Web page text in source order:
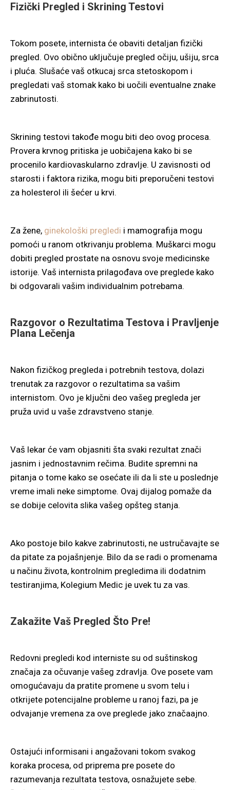
Fizički Pregled i Skrining Testovi
Tokom posete, internista će obaviti detaljan fizički
pregled. Ovo obično uključuje pregled očiju, ušiju, srca
i pluća. Slušaće vaš otkucaj srca stetoskopom i
pregledati vaš stomak kako bi uočili eventualne znake
zabrinutosti.
Skrining testovi takođe mogu biti deo ovog procesa.
Provera krvnog pritiska je uobičajena kako bi se
procenilo kardiovaskularno zdravlje. U zavisnosti od
starosti i faktora rizika, mogu biti preporučeni testovi
za holesterol ili šećer u krvi.
Za žene, ginekološki pregledi i mamografija mogu
pomoći u ranom otkrivanju problema. Muškarci mogu
dobiti pregled prostate na osnovu svoje medicinske
istorije. Vaš internista prilagođava ove preglede kako
bi odgovarali vašim individualnim potrebama.
Razgovor o Rezultatima Testova i Pravljenje
Plana Lečenja
Nakon fizičkog pregleda i potrebnih testova, dolazi
trenutak za razgovor o rezultatima sa vašim
internistom. Ovo je ključni deo vašeg pregleda jer
pruža uvid u vaše zdravstveno stanje.
Vaš lekar će vam objasniti šta svaki rezultat znači
jasnim i jednostavnim rečima. Budite spremni na
pitanja o tome kako se osećate ili da li ste u poslednje
vreme imali neke simptome. Ovaj dijalog pomaže da
se dobije celovita slika vašeg opšteg stanja.
Ako postoje bilo kakve zabrinutosti, ne ustručavajte se
da pitate za pojašnjenje. Bilo da se radi o promenama
u načinu života, kontrolnim pregledima ili dodatnim
testiranjima, Kolegium Medic je uvek tu za vas.
Zakažite Vaš Pregled Što Pre!
Redovni pregledi kod interniste su od suštinskog
značaja za očuvanje vašeg zdravlja. Ove posete vam
omogućavaju da pratite promene u svom telu i
otkrijete potencijalne probleme u ranoj fazi, pa je
odvajanje vremena za ove preglede jako značaajno.
Ostajući informisani i angažovani tokom svakog
koraka procesa, od priprema pre posete do
razumevanja rezultata testova, osnažujete sebe.